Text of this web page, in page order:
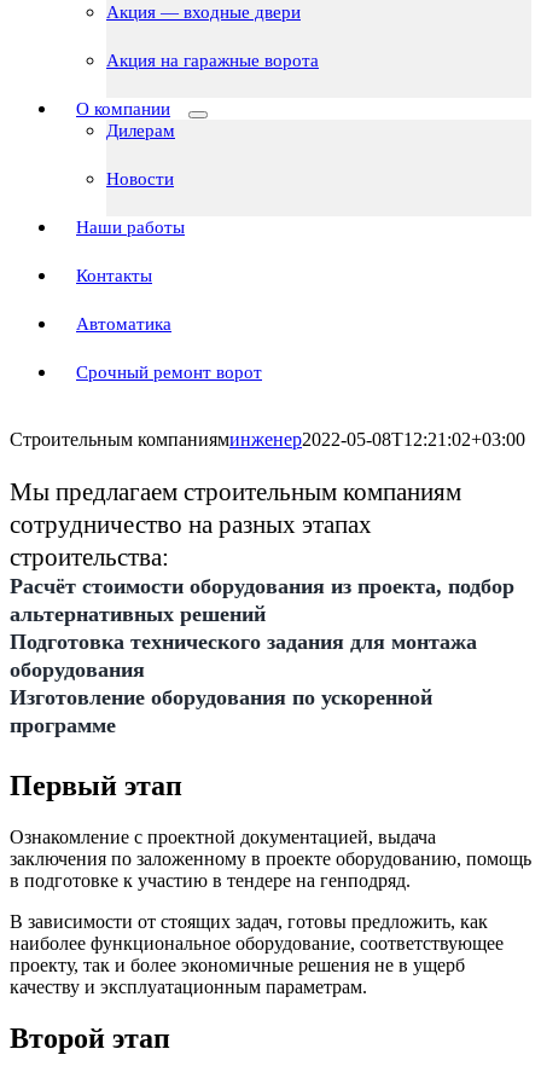
Акция — входные двери
Акция на гаражные ворота
О компании
Дилерам
Новости
Наши работы
Контакты
Автоматика
Срочный ремонт ворот
Строительным компанияминженер2022-05-08T12:21:02+03:00
Мы предлагаем строительным компаниям
сотрудничество на разных этапах
строительства:
Расчёт стоимости оборудования из проекта, подбор
альтернативных решений
Подготовка технического задания для монтажа
оборудования
Изготовление оборудования по ускоренной
программе
Первый этап
Ознакомление с проектной документацией, выдача
заключения по заложенному в проекте оборудованию, помощь
в подготовке к участию в тендере на генподряд.
В зависимости от стоящих задач, готовы предложить, как
наиболее функциональное оборудование, соответствующее
проекту, так и более экономичные решения не в ущерб
качеству и эксплуатационным параметрам.
Второй этап